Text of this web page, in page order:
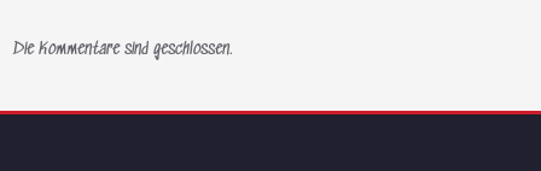
Die Kommentare sind geschlossen.